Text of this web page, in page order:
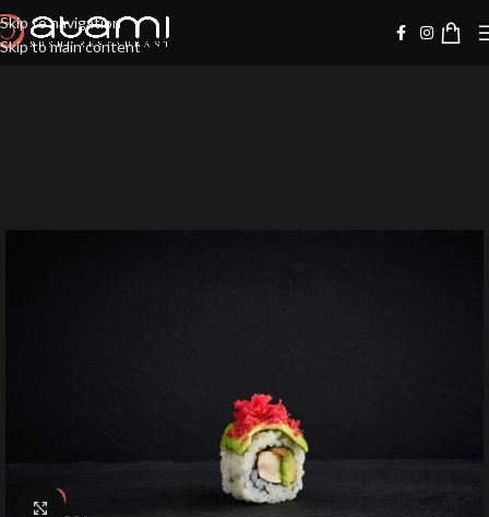
Skip to navigation
Skip to main content
Klik for at forstørre